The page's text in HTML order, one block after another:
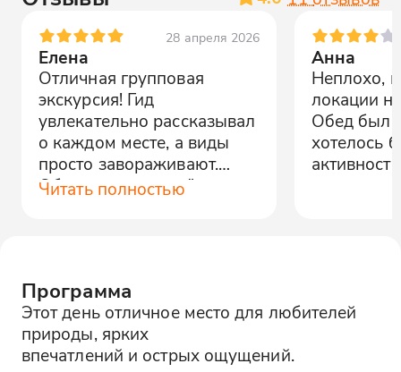
28 апреля 2026
Елена
Отличная групповая
экскурсия! Гид
увлекательно рассказывал
о каждом месте, а виды
просто завораживают.
Обязательно вернёмся
Читать полностью
Анна
Неплохо,
локации
Обед был
хотелось
Программа
Этот день отличное место для любителей
природы, ярких
впечатлений и острых ощущений.